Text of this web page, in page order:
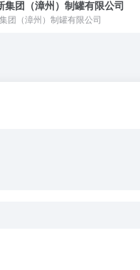
集团（漳州）制罐有限公司
团（漳州）制罐有限公司